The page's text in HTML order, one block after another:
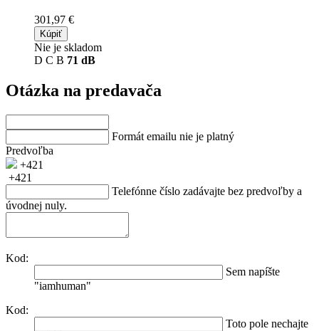
301,97 €
Kúpiť
Nie je skladom
D C B 71 dB
Otázka na predavača
Formát emailu nie je platný
Predvoľba
+421
+421
Telefónne číslo zadávajte bez predvoľby a
úvodnej nuly.
Kod:
Sem napíšte
"iamhuman"
Kod:
Toto pole nechajte